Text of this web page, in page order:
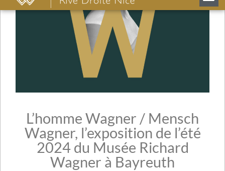
L’homme Wagner / Mensch
Wagner, l’exposition de l’été
2024 du Musée Richard
Wagner à Bayreuth